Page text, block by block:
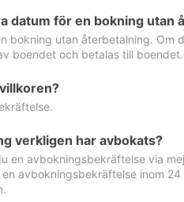
datum för en bokning utan
bokning utan återbetalning. Om
boendet och betalas till boendet.
verkligen har avbokats?
en avbokningsbekräftelse via
avbokningsbekräftelse inom